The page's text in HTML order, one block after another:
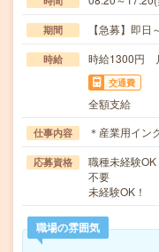
期間 【急募】即
時給 時給1300円
交通費
全額支給
仕事内容 ＊産業用イン
応募資格
職種未経験
不要
未経験OK！
職場の雰囲気